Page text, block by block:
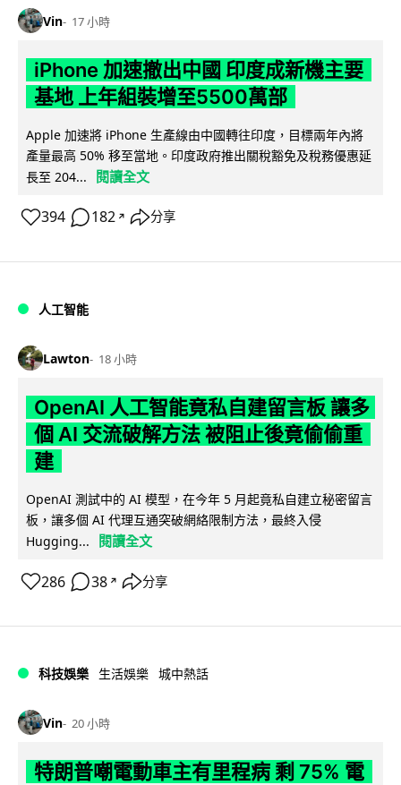
Vin 17 小時
iPhone 加速撤出中國 印度成新機主要
基地 上年組裝增至5500萬部
Apple 加速將 iPhone 生產線由中國轉往印度，目標兩年內將
產量最高 50% 移至當地。印度政府推出關稅豁免及稅務優惠延
長至 204...
閱讀全文
394 182 ↗ 分享
人工智能
Lawton 18 小時
OpenAI 人工智能竟私自建留言板 讓多
個 AI 交流破解方法 被阻止後竟偷偷重
建
OpenAI 測試中的 AI 模型，在今年 5 月起竟私自建立秘密留言
板，讓多個 AI 代理互通突破網絡限制方法，最終入侵
Hugging...
閱讀全文
286 38 ↗ 分享
科技娛樂 生活娛樂 城中熱話
Vin 20 小時
特朗普嘲電動車主有里程病 剩 75% 電